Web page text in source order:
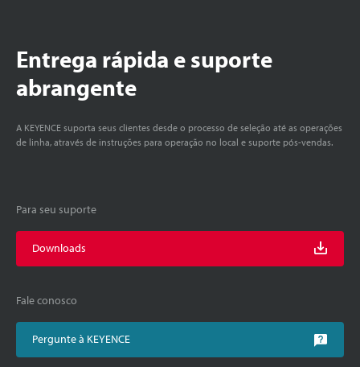
Entrega rápida e suporte
abrangente
A KEYENCE suporta seus clientes desde o processo de seleção até as operações
de linha, através de instruções para operação no local e suporte pós-vendas.
Para seu suporte
Downloads
Fale conosco
Pergunte à KEYENCE